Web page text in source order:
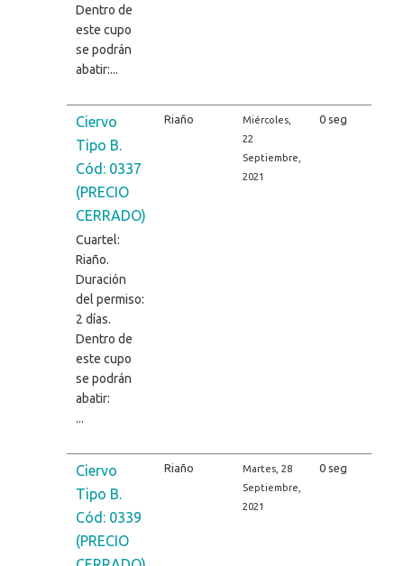
Dentro de
este cupo
se podrán
abatir:...
Ciervo
Tipo B.
Cód: 0337
(PRECIO
CERRADO)
Cuartel:
Riaño.
Duración
del permiso:
2 días.
Dentro de
este cupo
se podrán
abatir:
...
Riaño
Miércoles,
22
Septiembre,
2021
0 seg
Ciervo
Tipo B.
Cód: 0339
(PRECIO
Riaño
Martes, 28
Septiembre,
2021
0 seg